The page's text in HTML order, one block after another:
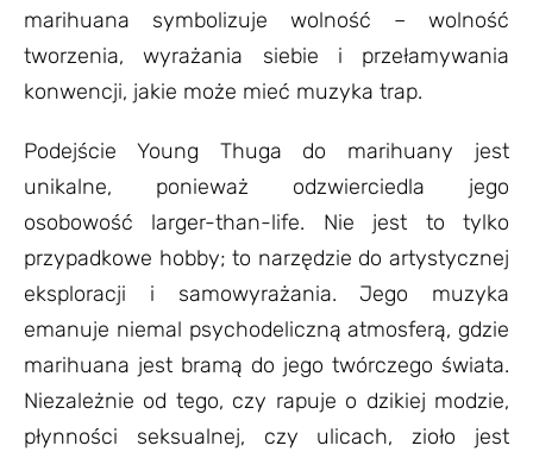
marihuana symbolizuje wolność – wolność
tworzenia, wyrażania siebie i przełamywania
konwencji, jakie może mieć muzyka trap.
Podejście Young Thuga do marihuany jest
unikalne, ponieważ odzwierciedla jego
osobowość larger-than-life. Nie jest to tylko
przypadkowe hobby; to narzędzie do artystycznej
eksploracji i samowyrażania. Jego muzyka
emanuje niemal psychodeliczną atmosferą, gdzie
marihuana jest bramą do jego twórczego świata.
Niezależnie od tego, czy rapuje o dzikiej modzie,
płynności seksualnej, czy ulicach, zioło jest